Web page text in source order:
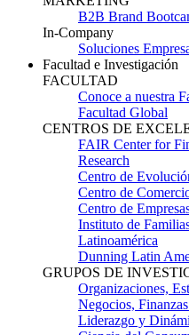
B2B Brand
In-Company
Soluciones
Facultad e Investigación
FACULTAD
Conoce a nuestra
Facultad Global
CENTROS DE
FAIR Center for
Research
Centro de
Centro de
Centro de
Instituto de
Latinoamérica
Dunning Latin
GRUPOS DE
Organizaciones,
Negocios,
Liderazgo y